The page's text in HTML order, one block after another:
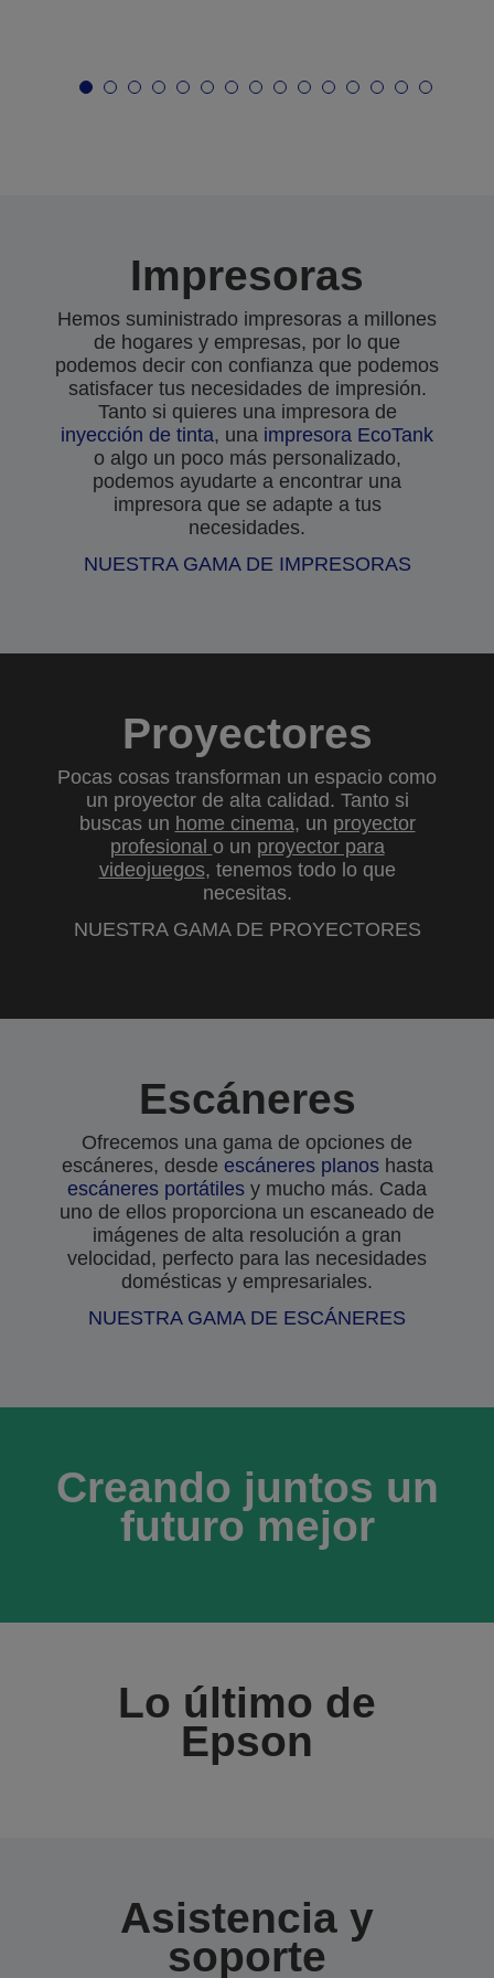
Impresoras
Hemos suministrado impresoras a millones
de hogares y empresas, por lo que
podemos decir con confianza que podemos
satisfacer tus necesidades de impresión.
Tanto si quieres una impresora de
inyección de tinta, una impresora EcoTank
o algo un poco más personalizado,
podemos ayudarte a encontrar una
impresora que se adapte a tus
necesidades.
NUESTRA GAMA DE IMPRESORAS
Proyectores
Pocas cosas transforman un espacio como
un proyector de alta calidad. Tanto si
buscas un home cinema, un proyector
profesional o un proyector para
videojuegos, tenemos todo lo que
necesitas.
NUESTRA GAMA DE PROYECTORES
Escáneres
Ofrecemos una gama de opciones de
escáneres, desde escáneres planoshasta
escáneres portátiles y mucho más. Cada
uno de ellos proporciona un escaneado de
imágenes de alta resolución a gran
velocidad, perfecto para las necesidades
domésticas y empresariales.
NUESTRA GAMA DE ESCÁNERES
Creando juntos un
futuro mejor
Lo último de
Epson
Asistencia y
soporte